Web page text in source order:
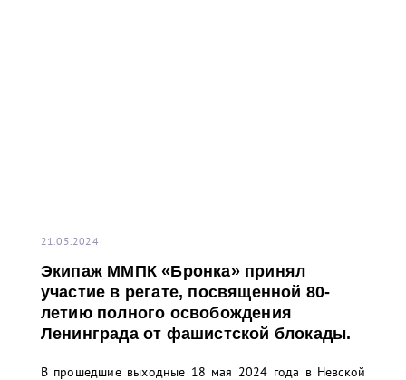
21.05.2024
Экипаж ММПК «Бронка» принял
участие в регате, посвященной 80-
летию полного освобождения
Ленинграда от фашистской блокады.
В прошедшие выходные 18 мая 2024 года в Невской